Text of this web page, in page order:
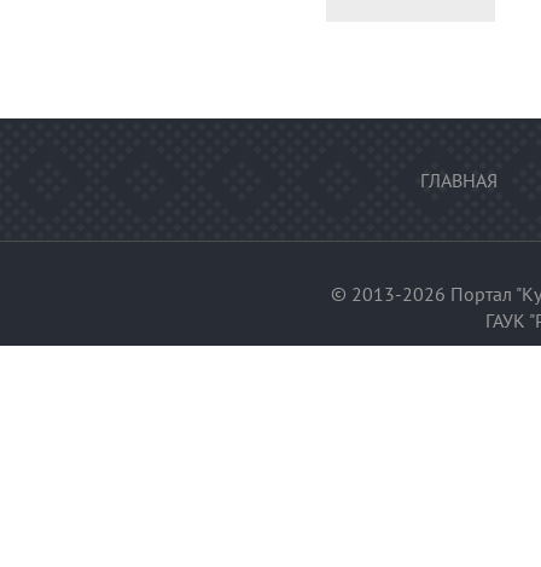
ГЛАВНАЯ
© 2013-2026 Портал
ГАУК